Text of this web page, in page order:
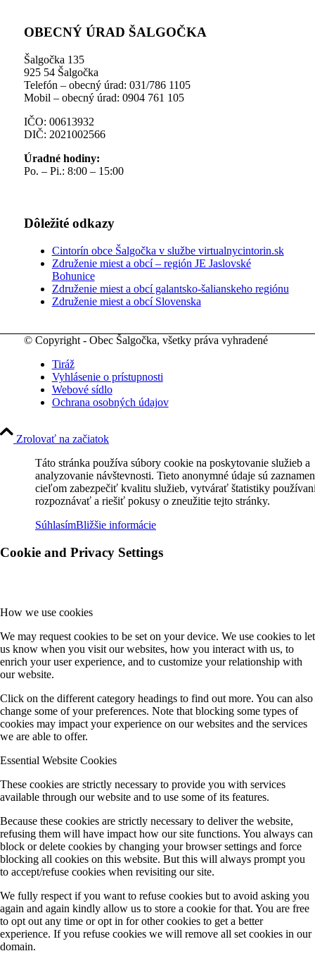
OBECNÝ ÚRAD ŠALGOČKA
Šalgočka 135
925 54 Šalgočka
Telefón – obecný úrad: 031/786 1105
Mobil – obecný úrad: 0904 761 105
IČO: 00613932
DIČ: 2021002566
Úradné hodiny:
Po. – Pi.: 8:00 – 15:00
Dôležité odkazy
Cintorín obce Šalgočka v službe virtualnycintorin.sk
Združenie miest a obcí – región JE Jaslovské
Bohunice
Združenie miest a obcí galantsko-šalianskeho regiónu
Združenie miest a obcí Slovenska
© Copyright - Obec Šalgočka, všetky práva vyhradené
Tiráž
Vyhlásenie o prístupnosti
Webové sídlo
Ochrana osobných údajov
Zrolovať na začiatok
Táto stránka používa súbory cookie na poskytovanie služieb a
analyzovanie návštevnosti. Tieto anonymné údaje sú
cieľom zabezpečiť kvalitu služieb, vytvárať štatistiky
rozpoznávať a riešiť pokusy o zneužitie tejto stránky.
SúhlasímBližšie informácie
Cookie and Privacy Settings
How we use cookies
We may request cookies to be set on your device. We use cookies to let
us know when you visit our websites, how you interact with us, to
enrich your user experience, and to customize your relationship with
our website.
Click on the different category headings to find out more. You can also
change some of your preferences. Note that blocking some types of
cookies may impact your experience on our websites and the services
we are able to offer.
Essential Website Cookies
These cookies are strictly necessary to provide you with services
available through our website and to use some of its features.
Because these cookies are strictly necessary to deliver the website,
refusing them will have impact how our site functions. You always can
block or delete cookies by changing your browser settings and force
blocking all cookies on this website. But this will always prompt you
to accept/refuse cookies when revisiting our site.
We fully respect if you want to refuse cookies but to avoid asking you
again and again kindly allow us to store a cookie for that. You are free
to opt out any time or opt in for other cookies to get a better
experience. If you refuse cookies we will remove all set cookies in our
domain.